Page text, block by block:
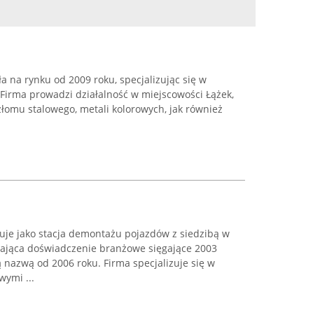
na rynku od 2009 roku, specjalizując się w
prowadzi działalność w miejscowości Łążek,
stalowego, metali kolorowych, jak również
jako stacja demontażu pojazdów z siedzibą w
doświadczenie branżowe sięgające 2003
nazwą od 2006 roku. Firma specjalizuje się w
...